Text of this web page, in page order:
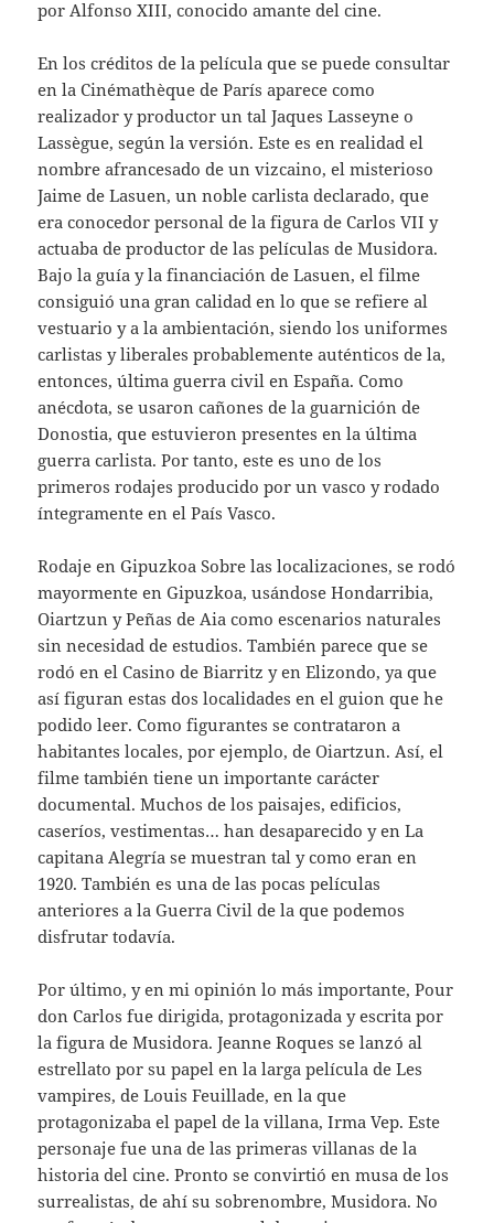
por Alfonso XIII, conocido amante del cine.
En los créditos de la película que se puede consultar
en la Cinémathèque de París aparece como
realizador y productor un tal Jaques Lasseyne o
Lassègue, según la versión. Este es en realidad el
nombre afrancesado de un vizcaino, el misterioso
Jaime de Lasuen, un noble carlista declarado, que
era conocedor personal de la figura de Carlos VII y
actuaba de productor de las películas de Musidora.
Bajo la guía y la financiación de Lasuen, el filme
consiguió una gran calidad en lo que se refiere al
vestuario y a la ambientación, siendo los uniformes
carlistas y liberales probablemente auténticos de la,
entonces, última guerra civil en España. Como
anécdota, se usaron cañones de la guarnición de
Donostia, que estuvieron presentes en la última
guerra carlista. Por tanto, este es uno de los
primeros rodajes producido por un vasco y rodado
íntegramente en el País Vasco.
Rodaje en Gipuzkoa Sobre las localizaciones, se rodó
mayormente en Gipuzkoa, usándose Hondarribia,
Oiartzun y Peñas de Aia como escenarios naturales
sin necesidad de estudios. También parece que se
rodó en el Casino de Biarritz y en Elizondo, ya que
así figuran estas dos localidades en el guion que he
podido leer. Como figurantes se contrataron a
habitantes locales, por ejemplo, de Oiartzun. Así, el
filme también tiene un importante carácter
documental. Muchos de los paisajes, edificios,
caseríos, vestimentas… han desaparecido y en La
capitana Alegría se muestran tal y como eran en
1920. También es una de las pocas películas
anteriores a la Guerra Civil de la que podemos
disfrutar todavía.
Por último, y en mi opinión lo más importante, Pour
don Carlos fue dirigida, protagonizada y escrita por
la figura de Musidora. Jeanne Roques se lanzó al
estrellato por su papel en la larga película de Les
vampires, de Louis Feuillade, en la que
protagonizaba el papel de la villana, Irma Vep. Este
personaje fue una de las primeras villanas de la
historia del cine. Pronto se convirtió en musa de los
surrealistas, de ahí su sobrenombre, Musidora. No